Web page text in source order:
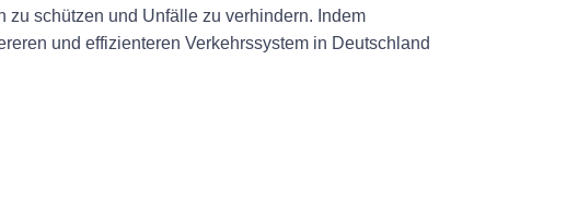
schützen und Unfälle zu verhindern. Indem
und effizienteren Verkehrssystem in Deutschland